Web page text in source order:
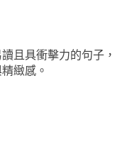
且具衝擊力的句子，
緻感。